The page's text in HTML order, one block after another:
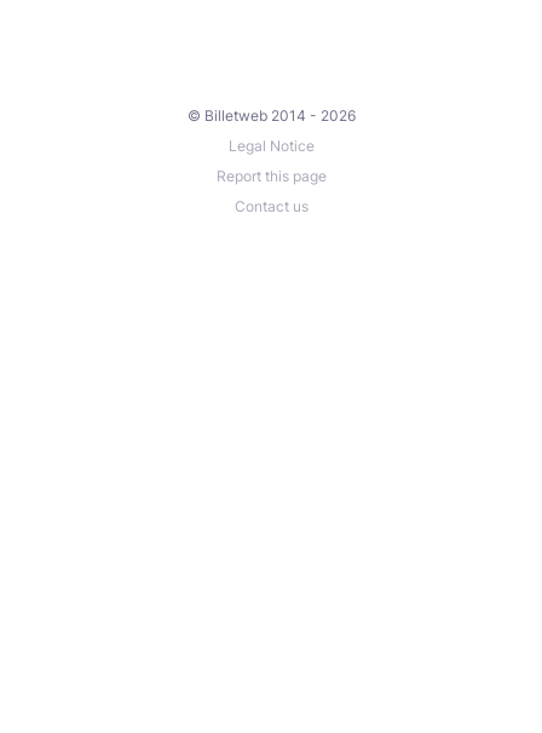
© Billetweb 2014 - 2026
Legal Notice
Report this page
Contact us